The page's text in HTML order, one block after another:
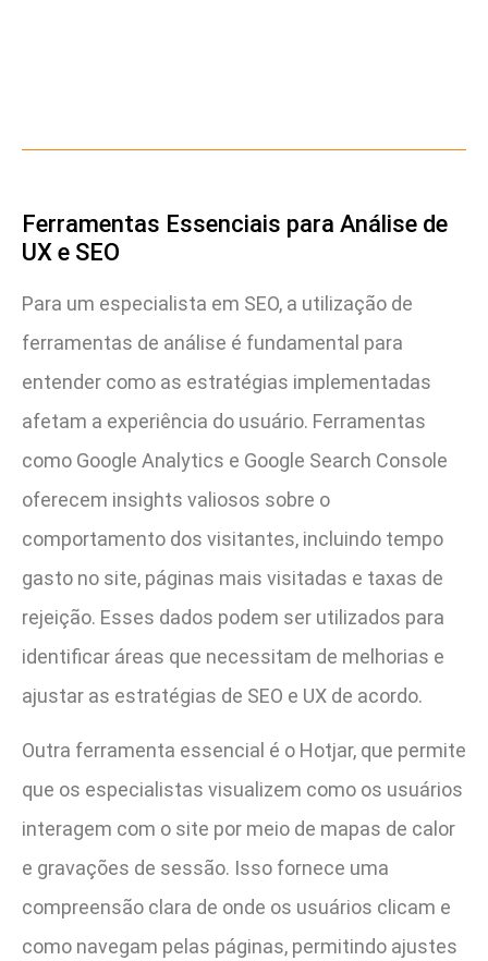
Ferramentas Essenciais para Análise de
UX e SEO
Para um especialista em SEO, a utilização de
ferramentas de análise é fundamental para
entender como as estratégias implementadas
afetam a experiência do usuário. Ferramentas
como Google Analytics e Google Search Console
oferecem insights valiosos sobre o
comportamento dos visitantes, incluindo tempo
gasto no site, páginas mais visitadas e taxas de
rejeição. Esses dados podem ser utilizados para
identificar áreas que necessitam de melhorias e
ajustar as estratégias de SEO e UX de acordo.
Outra ferramenta essencial é o Hotjar, que permite
que os especialistas visualizem como os usuários
interagem com o site por meio de mapas de calor
e gravações de sessão. Isso fornece uma
compreensão clara de onde os usuários clicam e
como navegam pelas páginas, permitindo ajustes